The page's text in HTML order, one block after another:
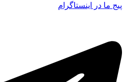
پیج ما در اینستاگرام